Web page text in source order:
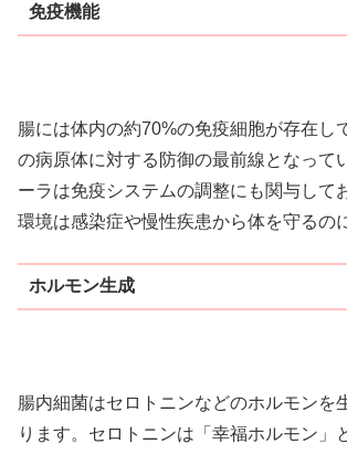
免疫機能
腸には体内の約70%の免疫細胞が存在し
の病原体に対する防御の最前線となって
ーラは免疫システムの調整にも関与して
環境は感染症や慢性疾患から体を守るの
ホルモン生成
腸内細菌はセロトニンなどのホルモンを
ります。セロトニンは「幸福ホルモン」